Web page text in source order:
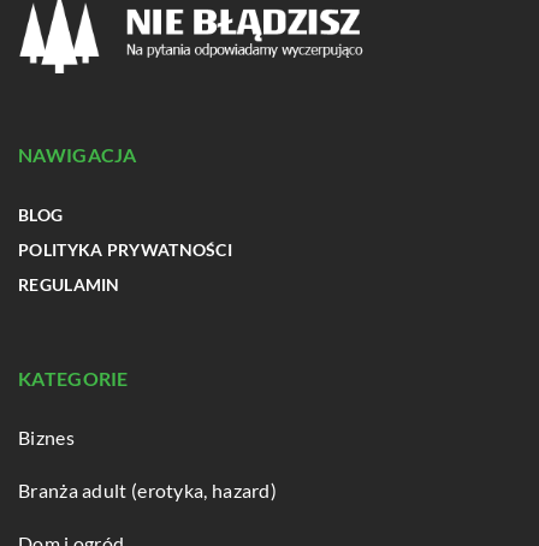
NAWIGACJA
BLOG
POLITYKA PRYWATNOŚCI
REGULAMIN
KATEGORIE
Biznes
Branża adult (erotyka, hazard)